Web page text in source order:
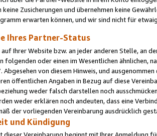
keine Zusicherungen und übernehmen keine
erwarten können, und wir sind nicht für
Ihres Partner-Status
auf Ihrer Website bzw. an jeder anderen Stelle, an
folgenden oder einen im Wesentlichen ähnlichen,
Abgesehen von diesem Hinweis, und
öffentlichen Angaben in Bezug auf diese
weder falsch darstellen noch
weder erklären noch andeuten, dass eine
der vorliegenden Vereinbarung ausdrücklich
und Kündigung
dieser Vereinbarung beginnt mit Ihrer Anmeldung